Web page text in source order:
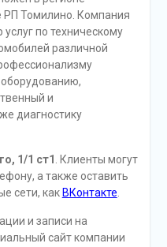
РП Томилино. Компания
по техническому
различной
и
диагностику
1/1 ст1 . Клиенты могут
а также оставить
сети, как ВКонтакте.
и записи на
сайт компании